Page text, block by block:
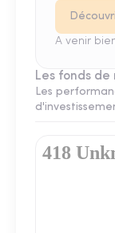
A venir
Les fonds
Les